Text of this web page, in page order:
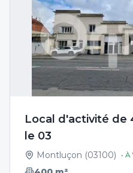
Local d'activité de
le 03
Montluçon (03100) • À